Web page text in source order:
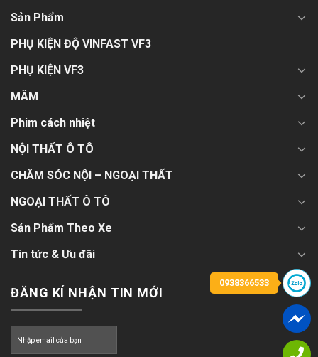
Sản Phẩm
PHỤ KIỆN ĐỘ VINFAST VF3
PHỤ KIỆN VF3
MÂM
Phim cách nhiệt
NỘI THẤT Ô TÔ
CHĂM SÓC NỘI – NGOẠI THẤT
NGOẠI THẤT Ô TÔ
Sản Phẩm Theo Xe
Tin tức & Ưu đãi
ĐĂNG KÍ NHẬN TIN MỚI
0938366533